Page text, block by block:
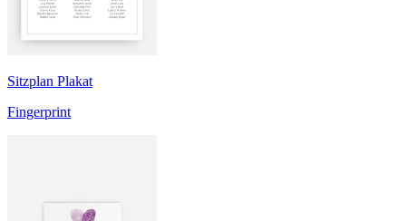
Sitzplan Plakat
Fingerprint